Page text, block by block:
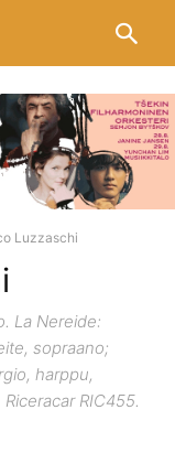
Luzzaschi
La Nereide:
sopraano;
harppu,
RIC455.